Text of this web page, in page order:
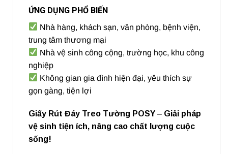
ỨNG DỤNG PHỔ BIẾN
Nhà hàng, khách sạn, văn phòng, bệnh viện,
trung tâm thương mại
Nhà vệ sinh công cộng, trường học, khu công
nghiệp
Không gian gia đình hiện đại, yêu thích sự
gọn gàng, tiện lợi
Giấy Rút Đáy Treo Tường POSY – Giải pháp
vệ sinh tiện ích, nâng cao chất lượng cuộc
sống!